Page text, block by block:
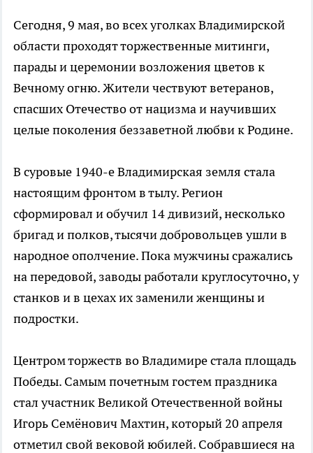
Сегодня, 9 мая, во всех уголках Владимирской
области проходят торжественные митинги,
парады и церемонии возложения цветов к
Вечному огню. Жители чествуют ветеранов,
спасших Отечество от нацизма и научивших
целые поколения беззаветной любви к Родине.
В суровые 1940-е Владимирская земля стала
настоящим фронтом в тылу. Регион
сформировал и обучил 14 дивизий, несколько
бригад и полков, тысячи добровольцев ушли в
народное ополчение. Пока мужчины сражались
на передовой, заводы работали круглосуточно, у
станков и в цехах их заменили женщины и
подростки.
Центром торжеств во Владимире стала площадь
Победы. Самым почетным гостем праздника
стал участник Великой Отечественной войны
Игорь Семёнович Махтин, который 20 апреля
отметил свой вековой юбилей. Собравшиеся на